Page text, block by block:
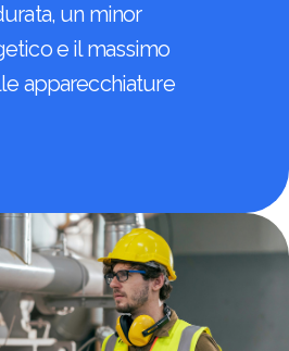
un minor
e il massimo
apparecchiature